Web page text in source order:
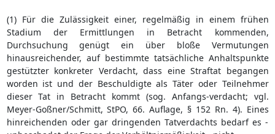
(1) Für die Zulässigkeit einer, regelmäßig in einem frühen
Stadium der Ermittlungen in Betracht kommenden,
Durchsuchung genügt ein über bloße Vermutungen
hinausreichender, auf bestimmte tatsächliche Anhaltspunkte
gestützter konkreter Verdacht, dass eine Straftat begangen
worden ist und der Beschuldigte als Täter oder Teilnehmer
dieser Tat in Betracht kommt (sog. Anfangs-verdacht; vgl.
Meyer-Goßner/Schmitt, StPO, 66. Auflage, § 152 Rn. 4). Eines
hinreichenden oder gar dringenden Tatverdachts bedarf es -